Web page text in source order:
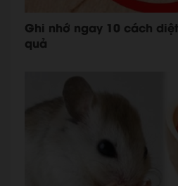
Ghi nhớ ngay 10 cách
quả